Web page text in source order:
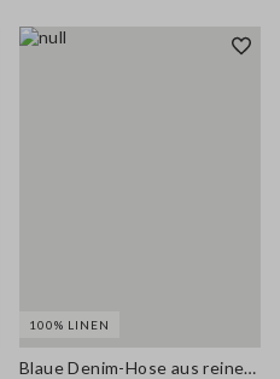
100% LINEN
Blaue Denim-Hose aus reinem Leinen mit weitem Bein